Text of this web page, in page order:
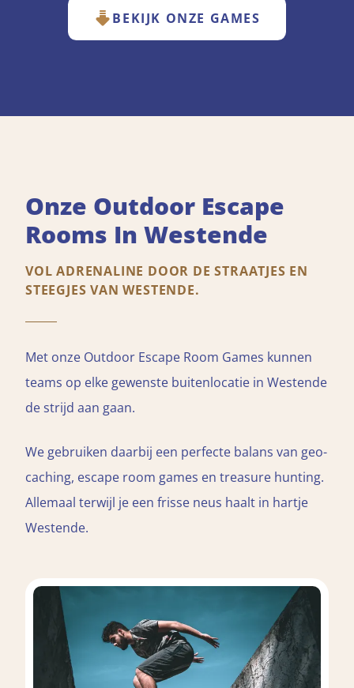
BEKIJK ONZE GAMES
Onze Outdoor Escape
Rooms In Westende
VOL ADRENALINE DOOR DE STRAATJES EN
STEEGJES VAN WESTENDE.
Met onze Outdoor Escape Room Games kunnen
teams op elke gewenste buitenlocatie in Westende
de strijd aan gaan.
We gebruiken daarbij een perfecte balans van geo-
caching, escape room games en treasure hunting.
Allemaal terwijl je een frisse neus haalt in hartje
Westende.